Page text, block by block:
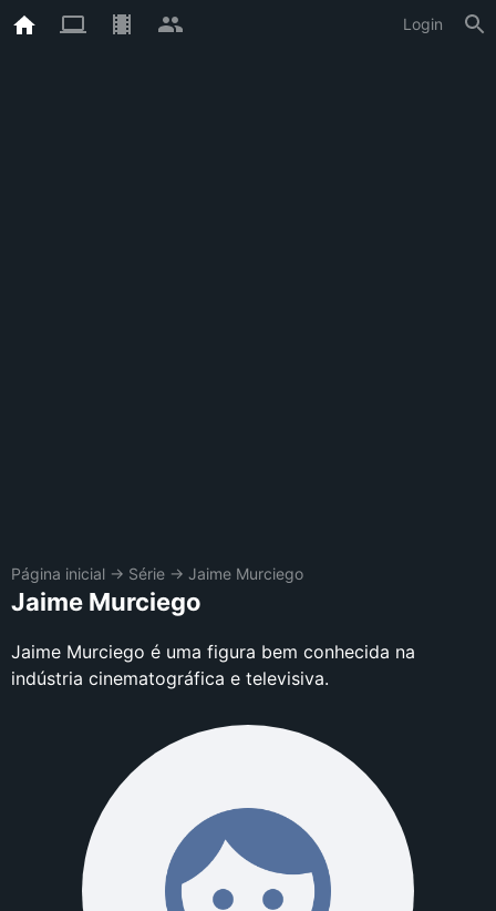
Login
Página inicial → Série → Jaime Murciego
Jaime Murciego
Jaime Murciego é uma figura bem conhecida na
indústria cinematográfica e televisiva.